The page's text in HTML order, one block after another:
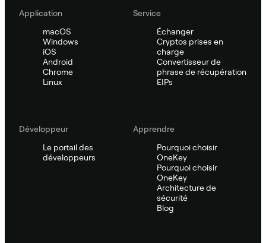
Application
macOS
Windows
iOS
Android
Chrome
Linux
Service
Échanger
Cryptos prises en
charge
Convertisseur de
phrase de récupération
EIPs
Développeur
Le portail des
développeurs
Apprendre
Pourquoi choisir
OneKey
Pourquoi choisir
OneKey
Architecture de
sécurité
Blog